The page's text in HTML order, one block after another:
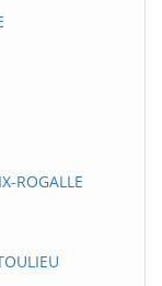
ROGALLE